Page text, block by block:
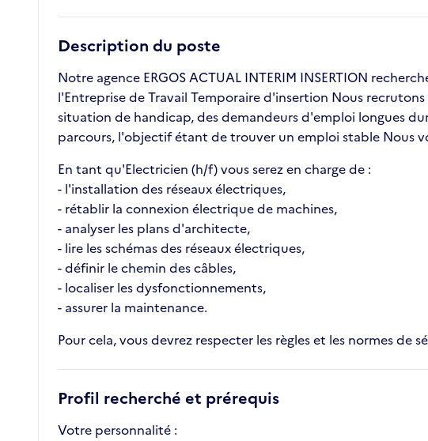
Description du poste
Notre agence ERGOS ACTUAL INTERIM INSERTION
l'Entreprise de Travail Temporaire d'insertion Nous
situation de handicap, des demandeurs d'emploi longues
parcours, l'objectif étant de trouver un emploi stable Nous
En tant qu'Electricien (h/f) vous serez en charge de :
- l'installation des réseaux électriques,
- rétablir la connexion électrique de machines,
- analyser les plans d'architecte,
- lire les schémas des réseaux électriques,
- définir le chemin des câbles,
- localiser les dysfonctionnements,
- assurer la maintenance.
Pour cela, vous devrez respecter les règles et les normes
Profil recherché et prérequis
Votre personnalité :